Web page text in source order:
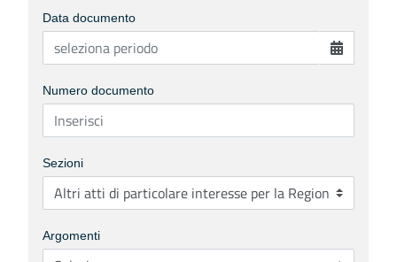
Data documento
Numero documento
Sezioni
Argomenti